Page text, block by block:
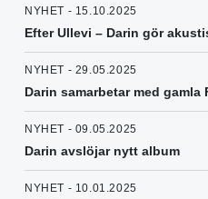
NYHET - 15.10.2025
Efter Ullevi – Darin gör
NYHET - 29.05.2025
Darin samarbetar med gamla
NYHET - 09.05.2025
Darin avslöjar nytt album
NYHET - 10.01.2025